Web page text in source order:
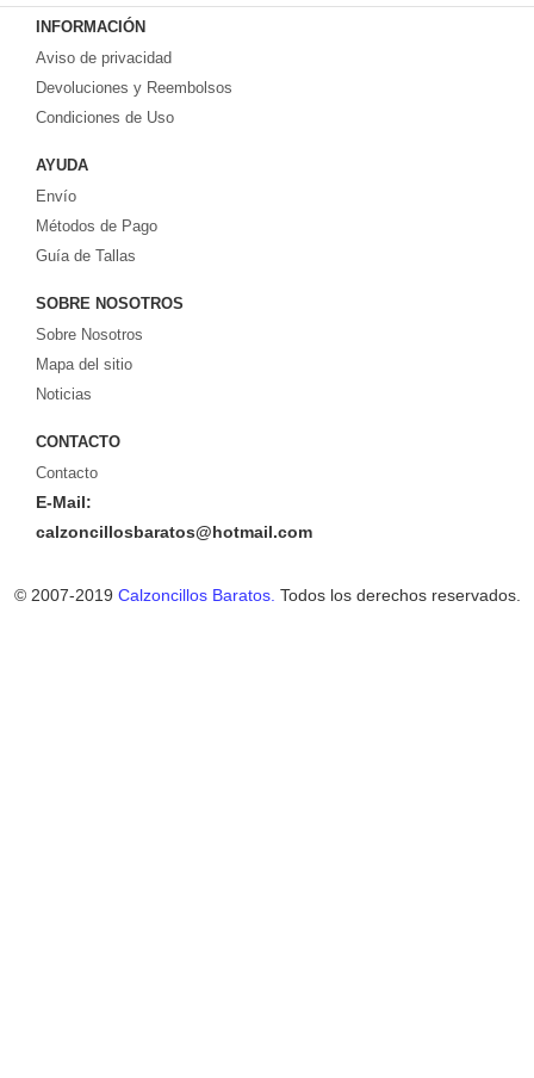
Armain, Versace, Ralph Lauren. Además de los calzoncillos de estilo
cotidiano, también tenemos calzoncillos para hombres, slip y tangas para
hombres. Creemos que puede encontrar todos los estilos de ropa interior que
necesita en nuestro sitio web. Puedes encontrar su estilo en nuestra tienda
online. Recuerde, si no está satisfecho, tiene 15 días para volver ... ¡envío
INFORMACIÓN
Aviso de privacidad
Devoluciones y Reembolsos
Condiciones de Uso
AYUDA
Envío
Métodos de Pago
Guía de Tallas
SOBRE NOSOTROS
Sobre Nosotros
Mapa del sitio
Noticias
CONTACTO
Contacto
E-Mail:
calzoncillosbaratos@hotmail.com
© 2007-2019 Calzoncillos Baratos. Todos los derechos reservados.